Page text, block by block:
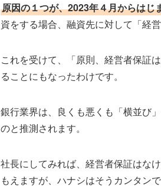
原因の１つが、2023年４月からはじ
資をする場合、融資先に対して「経
これを受けて、「原則、経営者保証
ることにもなったわけです。
銀行業界は、良くも悪くも「横並び
のと推測されます。
社長にしてみれば、経営者保証はな
もえますが、ハナシはそうカンタンで